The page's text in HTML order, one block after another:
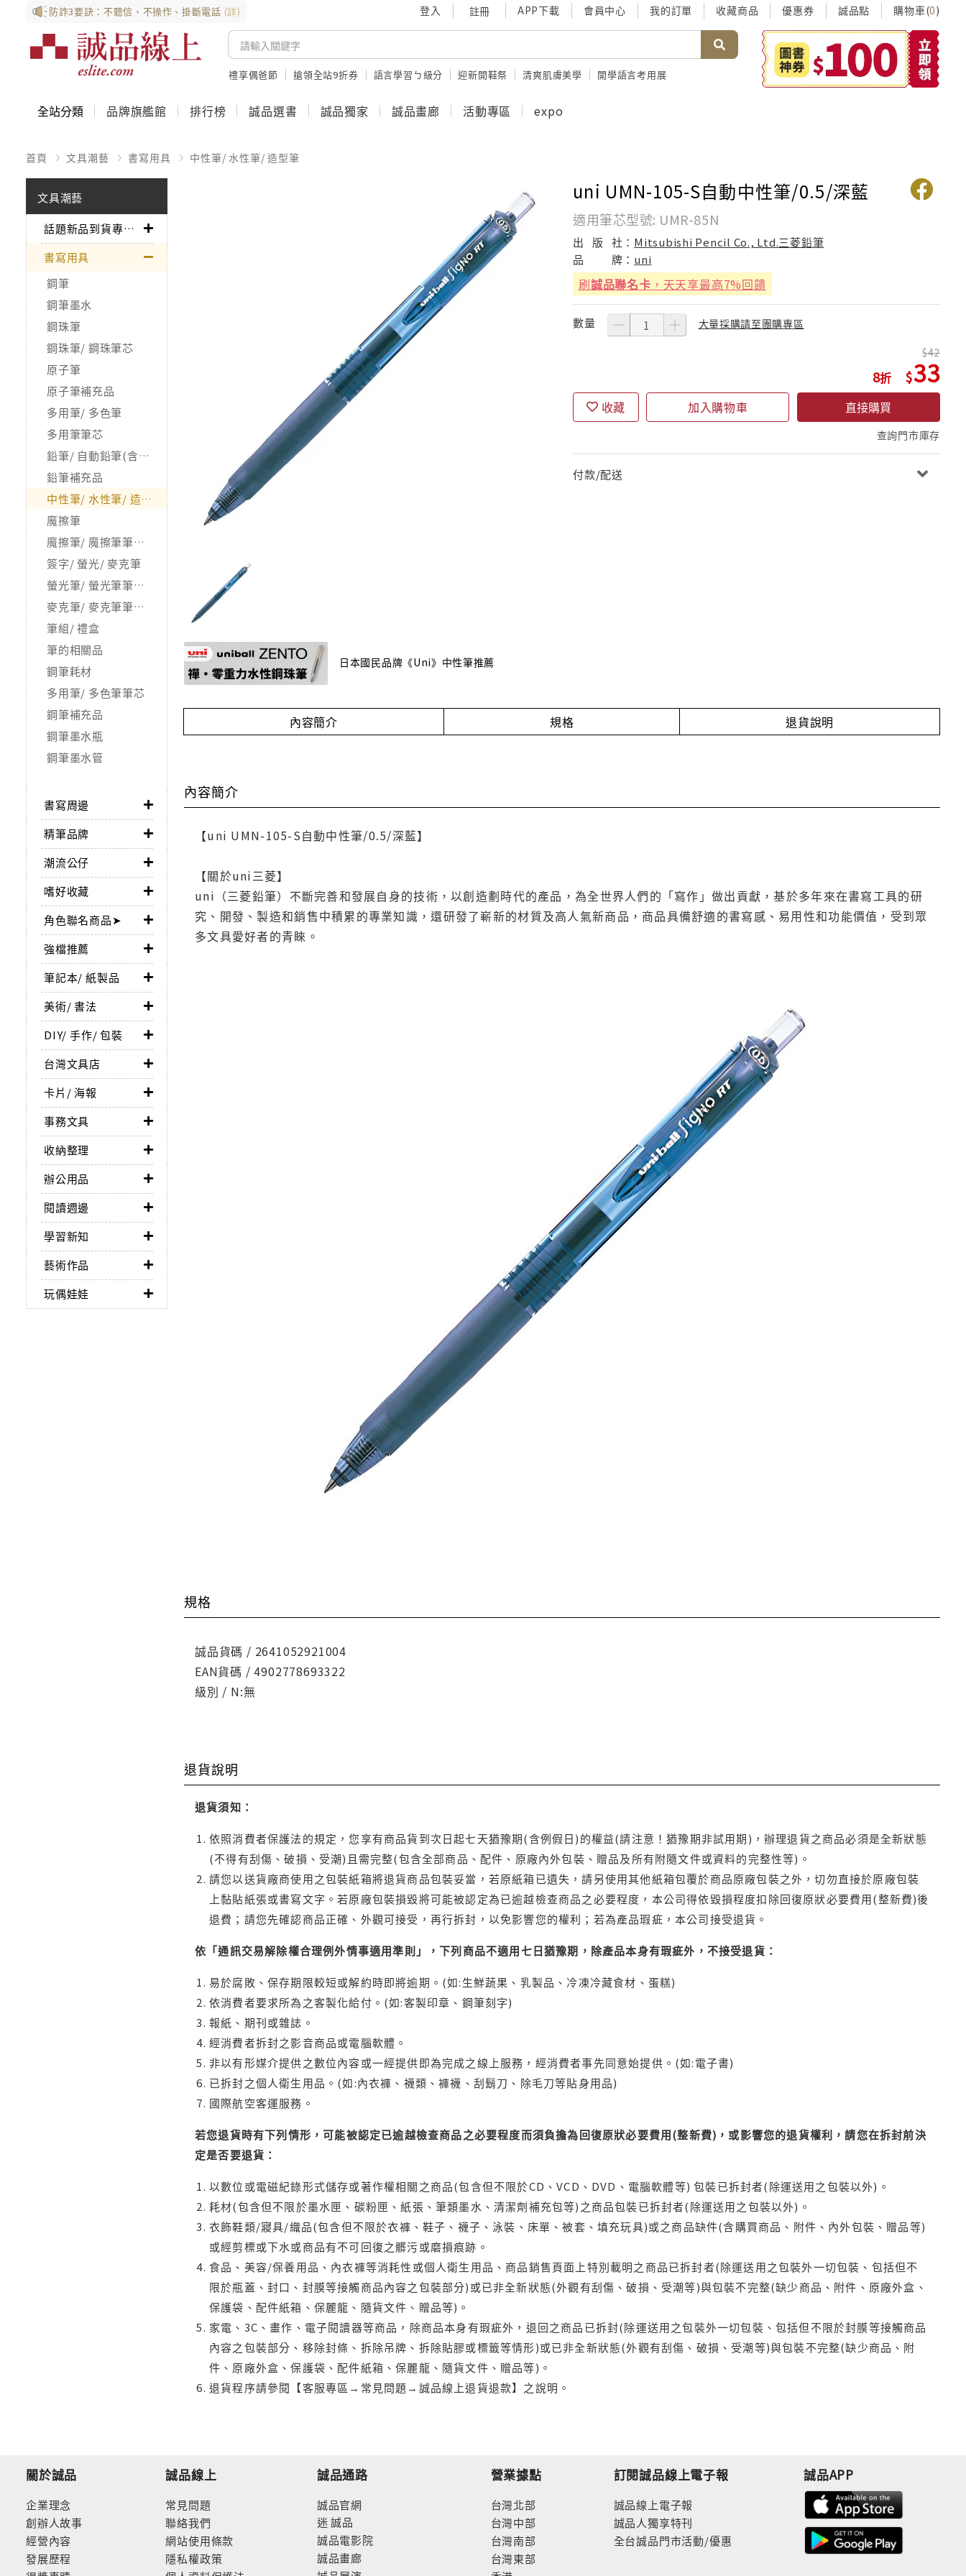
防詐3要訣：不聽信、不操作、掛斷電話 (詳) 登入 註冊 APP下載 會員中心 我的訂單 收藏商品 優惠券 誠品點 購物車(0)
禮享偶爸節 搶領全站9折券 語言學習ㄅ級分 迎新開鞋祭 清爽肌膚美學 開學語言考用展
全站分類 品牌旗艦館 排行榜 誠品選書 誠品獨家 誠品畫廊 活動專區 expo
首頁 文具潮藝 書寫用具 中性筆/ 水性筆/ 造型筆
文具潮藝
話題新品到貨專區➤
書寫用具
鋼筆
鋼筆墨水
鋼珠筆
鋼珠筆/ 鋼珠筆芯
原子筆
原子筆補充品
多用筆/ 多色筆
多用筆筆芯
鉛筆/ 自動鉛筆(含握筆器)
鉛筆補充品
中性筆/ 水性筆/ 造型筆
魔擦筆
魔擦筆/ 魔擦筆筆芯/ 相關品
簽字/ 螢光/ 麥克筆
螢光筆/ 螢光筆筆芯/ 補充品
麥克筆/ 麥克筆筆芯/ 補充品
筆組/ 禮盒
筆的相關品
鋼筆耗材
多用筆/ 多色筆筆芯
鋼筆補充品
鋼筆墨水瓶
鋼筆墨水管
書寫周邊
精筆品牌
潮流公仔
嗜好收藏
角色聯名商品➤
強檔推薦
筆記本/ 紙製品
美術/ 書法
DIY/ 手作/ 包裝
台灣文具店
卡片/ 海報
事務文具
收納整理
辦公用品
閱讀週邊
學習新知
藝術作品
玩偶娃娃
日本國民品牌《Uni》中性筆推薦
uni UMN-105-S自動中性筆/0.5/深藍
適用筆芯型號: UMR-85N
出 版 社： Mitsubishi Pencil Co., Ltd.三菱鉛筆
品
牌： uni
刷誠品聯名卡 ，天天享最高7%回饋
數量 大量採購請至團購專區
8
42
33
收藏 加入購物車 直接購買
查詢門市庫存
付款/配送
內容簡介 規格 退貨說明
內容簡介
【uni UMN-105-S自動中性筆/0.5/深藍】
【關於uni三菱】
uni（三菱鉛筆）不斷完善和發展自身的技術，以創造劃時代的產品，為全世界人們的「寫作」做出貢獻，基於多年來在書寫工具的研
究、開發、製造和銷售中積累的專業知識，還研發了嶄新的材質及高人氣新商品，商品具備舒適的書寫感、易用性和功能價值，受到眾
多文具愛好者的青睞。
規格
誠品貨碼 / 2641052921004
EAN貨碼 / 4902778693322
級別 / N:無
退貨說明
退貨須知：
依照消費者保護法的規定，您享有商品貨到次日起七天猶豫期(含例假日)的權益(請注意！猶豫期非試用期)，辦理退貨之商品必須是全新狀態
(不得有刮傷、破損、受潮)且需完整(包含全部商品、配件、原廠內外包裝、贈品及所有附隨文件或資料的完整性等)。
請您以送貨廠商使用之包裝紙箱將退貨商品包裝妥當，若原紙箱已遺失，請另使用其他紙箱包覆於商品原廠包裝之外，切勿直接於原廠包裝
上黏貼紙張或書寫文字。若原廠包裝損毀將可能被認定為已逾越檢查商品之必要程度，本公司得依毀損程度扣除回復原狀必要費用(整新費)後
退費；請您先確認商品正確、外觀可接受，再行拆封，以免影響您的權利；若為產品瑕疵，本公司接受退貨。
依「通訊交易解除權合理例外情事適用準則」，下列商品不適用七日猶豫期，除產品本身有瑕疵外，不接受退貨：
易於腐敗、保存期限較短或解約時即將逾期。(如:生鮮蔬果、乳製品、冷凍冷藏食材、蛋糕)
依消費者要求所為之客製化給付。(如:客製印章、鋼筆刻字)
報紙、期刊或雜誌。
經消費者拆封之影音商品或電腦軟體。
非以有形媒介提供之數位內容或一經提供即為完成之線上服務，經消費者事先同意始提供。(如:電子書)
已拆封之個人衛生用品。(如:內衣褲、襪類、褲襪、刮鬍刀、除毛刀等貼身用品)
國際航空客運服務。
若您退貨時有下列情形，可能被認定已逾越檢查商品之必要程度而須負擔為回復原狀必要費用(整新費)，或影響您的退貨權利，請您在拆封前決
定是否要退貨：
以數位或電磁紀錄形式儲存或著作權相關之商品(包含但不限於CD、VCD、DVD、電腦軟體等) 包裝已拆封者(除運送用之包裝以外)。
耗材(包含但不限於墨水匣、碳粉匣、紙張、筆類墨水、清潔劑補充包等)之商品包裝已拆封者(除運送用之包裝以外)。
衣飾鞋類/寢具/織品(包含但不限於衣褲、鞋子、襪子、泳裝、床單、被套、填充玩具)或之商品缺件(含購買商品、附件、內外包裝、贈品等)
或經剪標或下水或商品有不可回復之髒污或磨損痕跡。
食品、美容/保養用品、內衣褲等消耗性或個人衛生用品、商品銷售頁面上特別載明之商品已拆封者(除運送用之包裝外一切包裝、包括但不
限於瓶蓋、封口、封膜等接觸商品內容之包裝部分)或已非全新狀態(外觀有刮傷、破損、受潮等)與包裝不完整(缺少商品、附件、原廠外盒、
保護袋、配件紙箱、保麗龍、隨貨文件、贈品等)。
家電、3C、畫作、電子閱讀器等商品，除商品本身有瑕疵外，退回之商品已拆封(除運送用之包裝外一切包裝、包括但不限於封膜等接觸商品
內容之包裝部分、移除封條、拆除吊牌、拆除貼膠或標籤等情形)或已非全新狀態(外觀有刮傷、破損、受潮等)與包裝不完整(缺少商品、附
件、原廠外盒、保護袋、配件紙箱、保麗龍、隨貨文件、贈品等)。
退貨程序請參閱【客服專區→常見問題→誠品線上退貨退款】之說明。
關於誠品
企業理念
創辦人故事
經營內容
發展歷程
誠品線上
常見問題
聯絡我們
網站使用條款
隱私權政策
誠品通路
誠品官網
迷 誠品
誠品電影院
誠品畫廊
營業據點
台灣北部
台灣中部
台灣南部
台灣東部
訂閱誠品線上電子報
誠品線上電子報
誠品人獨享特刊
全台誠品門市活動/優惠
誠品APP